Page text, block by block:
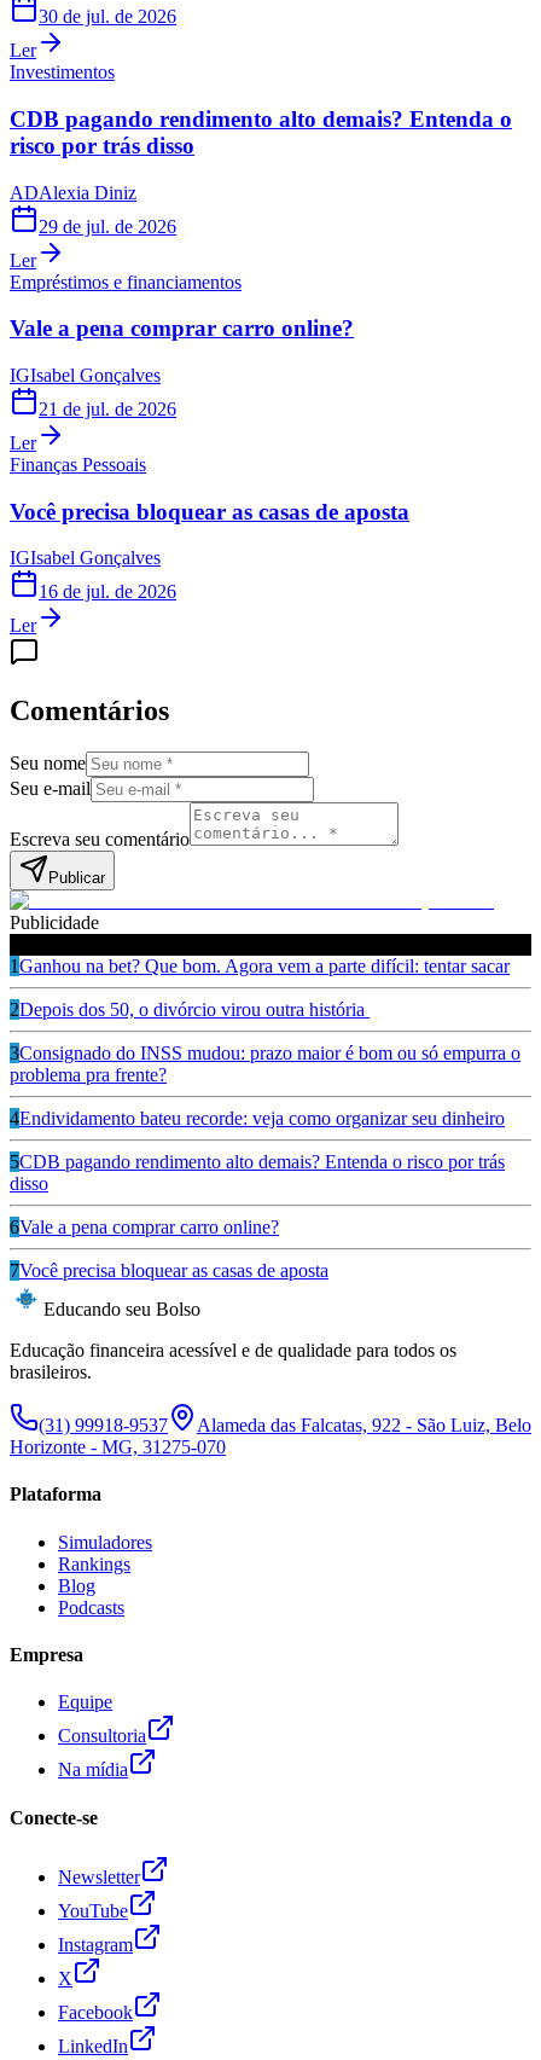
30 de jul. de 2026
Ler
Investimentos
CDB pagando rendimento alto demais? Entenda o
risco por trás disso
ADAlexia Diniz
29 de jul. de 2026
Ler
Empréstimos e financiamentos
Vale a pena comprar carro online?
IGIsabel Gonçalves
21 de jul. de 2026
Ler
Finanças Pessoais
Você precisa bloquear as casas de aposta
IGIsabel Gonçalves
16 de jul. de 2026
Ler
Comentários
Seu nome
Seu e-mail
Escreva seu comentário
Publicar
Publicidade
1Ganhou na bet? Que bom. Agora vem a parte difícil: tentar sacar
2Depois dos 50, o divórcio virou outra história
3Consignado do INSS mudou: prazo maior é bom ou só empurra o
problema pra frente?
4Endividamento bateu recorde: veja como organizar seu dinheiro
5CDB pagando rendimento alto demais? Entenda o risco por trás
disso
6Vale a pena comprar carro online?
7Você precisa bloquear as casas de aposta
Educando seu Bolso
Educação financeira acessível e de qualidade para todos os
brasileiros.
(31) 99918-9537
Alameda das Falcatas, 922 - São Luiz, Belo
Horizonte - MG, 31275-070
Plataforma
Simuladores
Rankings
Blog
Podcasts
Empresa
Equipe
Consultoria
Na mídia
Conecte-se
Newsletter
YouTube
Instagram
X
Facebook
LinkedIn